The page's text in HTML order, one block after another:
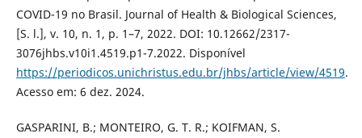
COVID-19 no Brasil. Journal of Health & Biological Sciences,
[S. l.], v. 10, n. 1, p. 1–7, 2022. DOI: 10.12662/2317-
3076jhbs.v10i1.4519.p1-7.2022. Disponível
https://periodicos.unichristus.edu.br/jhbs/article/view/4519.
Acesso em: 6 dez. 2024.
GASPARINI, B.; MONTEIRO, G. T. R.; KOIFMAN, S.